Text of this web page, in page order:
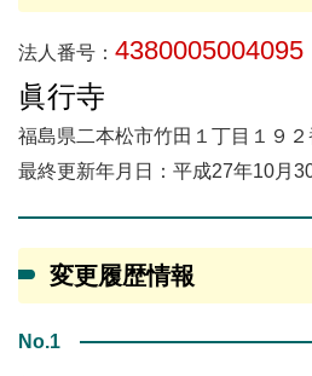
法人番号： 4380005004095
眞行寺
福島県二本松市竹田１丁目１９
最終更新年月日：平成27年10月
変更履歴情報
No.1